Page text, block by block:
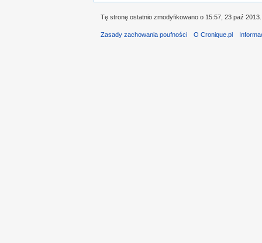
Tę stronę ostatnio zmodyfikowano o 15:57, 23 paź 2013.
Zasady zachowania poufności O Cronique.pl